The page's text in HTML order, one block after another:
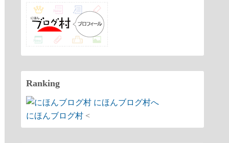
Ranking
にほんブログ村 <